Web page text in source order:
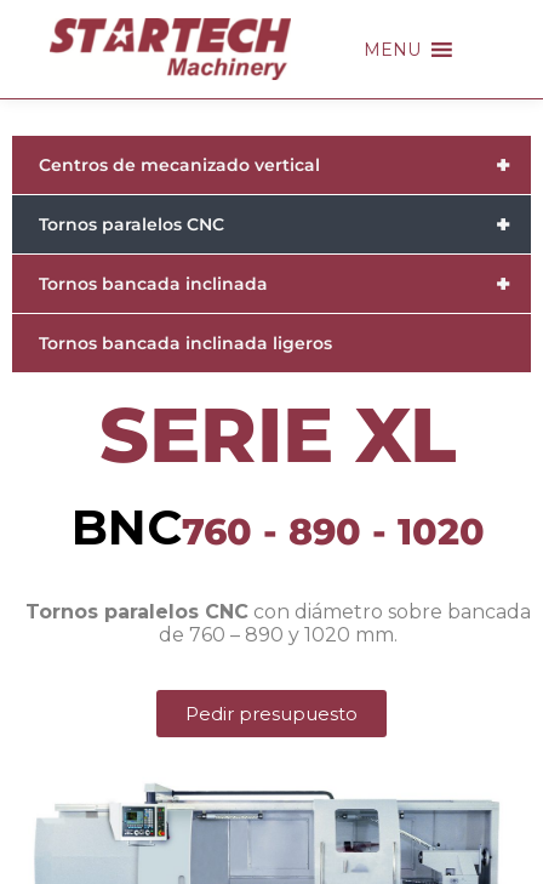
MENU
+
Centros de mecanizado vertical
+
Tornos paralelos CNC
+
Tornos bancada inclinada
Tornos bancada inclinada ligeros
SERIE XL
BNC760 - 890 - 1020
Tornos paralelos CNCcon diámetro sobre bancada
de 760 – 890 y 1020 mm.
Pedir presupuesto